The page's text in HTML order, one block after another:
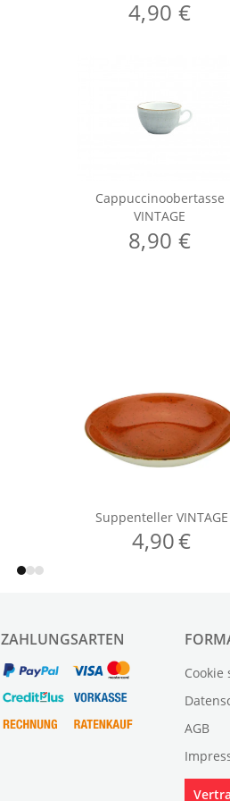
4,90 €
Cappuccinoobertasse
VINTAGE
8,90 €
ZAHLUNGSARTEN
Cookie
AGB